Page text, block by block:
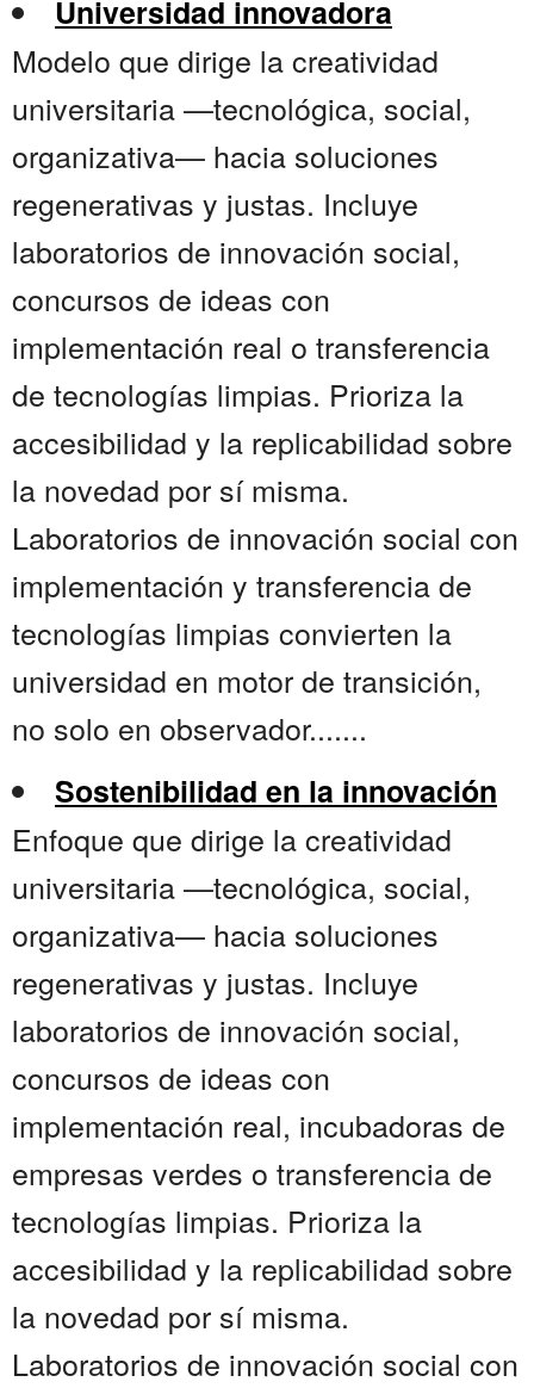
Universidad innovadora
Modelo que dirige la creatividad
universitaria —tecnológica, social,
organizativa— hacia soluciones
regenerativas y justas. Incluye
laboratorios de innovación social,
concursos de ideas con
implementación real o transferencia
de tecnologías limpias. Prioriza la
accesibilidad y la replicabilidad sobre
la novedad por sí misma.
Laboratorios de innovación social con
implementación y transferencia de
tecnologías limpias convierten la
universidad en motor de transición,
no solo en observador.......
Sostenibilidad en la innovación
Enfoque que dirige la creatividad
universitaria —tecnológica, social,
organizativa— hacia soluciones
regenerativas y justas. Incluye
laboratorios de innovación social,
concursos de ideas con
implementación real, incubadoras de
empresas verdes o transferencia de
tecnologías limpias. Prioriza la
accesibilidad y la replicabilidad sobre
la novedad por sí misma.
Laboratorios de innovación social con